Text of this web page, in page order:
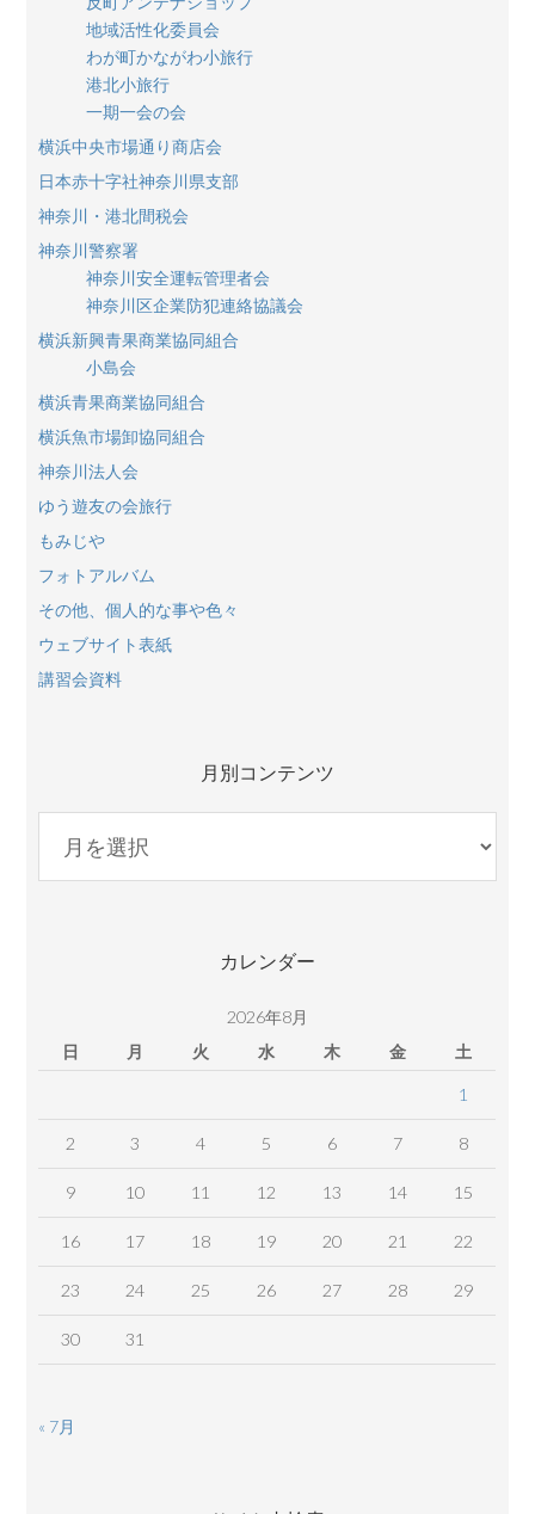
地域活性化委員会
わが町かながわ小旅行
港北小旅行
一期一会の会
横浜中央市場通り商店会
日本赤十字社神奈川県支部
神奈川・港北間税会
神奈川警察署
神奈川安全運転管理者会
神奈川区企業防犯連絡協議会
横浜新興青果商業協同組合
小島会
横浜青果商業協同組合
横浜魚市場卸協同組合
神奈川法人会
ゆう遊友の会旅行
もみじや
フォトアルバム
その他、個人的な事や色々
ウェブサイト表紙
講習会資料
月別コンテンツ
コ
カレンダー
2026年8月
日
月 火 水 木 金 土
1
2 3 4 5 6 7 8
9 10 11 12 13 14 15
16 17 18 19 20 21 22
23 24 25 26 27 28 29
30 31
« 7月